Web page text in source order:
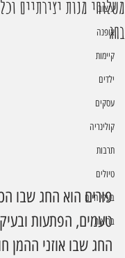
עיצוב
אופנה
קיימות
ילדים
עסקים
קולינריה
תרבות
טיולים
בעלי חיים
בריאות
משלוחי מנות יצירתיים
בחג
פורים הוא החג שבו
טעמים, הפתעות
החג שבו אוזני ההמן